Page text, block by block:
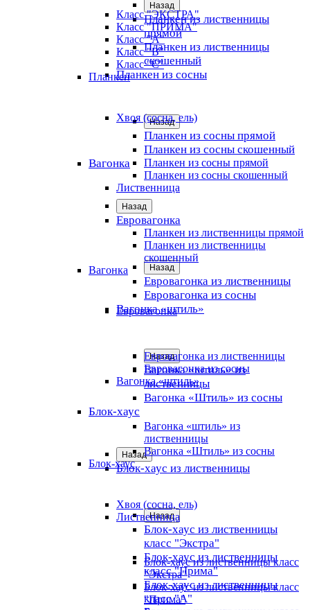
Назад
Планкен из лиственницы
прямой
Планкен из лиственницы
скошенный
Планкен из сосны
Назад
Планкен из сосны прямой
Планкен из сосны скошенный
Вагонка
Назад
Евровагонка
Назад
Евровагонка из лиственницы
Евровагонка из сосны
Вагонка «штиль»
Назад
Вагонка «штиль» из
лиственницы
Вагонка «Штиль» из сосны
Блок-хаус
Назад
Блок-хаус из лиственницы
Назад
Блок-хаус из лиственницы
класс "Экстра"
Блок-хаус из лиственницы
класс "Прима"
Блок-хаус из лиственницы
класс "А"
Класс "ЭКСТРА"
Класс "ПРИМА"
Класс "А"
Класс "B"
Класс "C"
Планкен
Хвоя (сосна, ель)
Планкен из сосны прямой
Планкен из сосны скошенный
Лиственница
Планкен из лиственницы прямой
Планкен из лиственницы
скошенный
Вагонка
Евровагонка
Евровагонка из лиственницы
Евровагонка из сосны
Вагонка «штиль»
Вагонка «штиль» из
лиственницы
Вагонка «Штиль» из сосны
Блок-хаус
Хвоя (сосна, ель)
Лиственница
Блок-хаус из лиственницы класс
"Экстра"
Блок-хаус из лиственницы класс
"Прима"